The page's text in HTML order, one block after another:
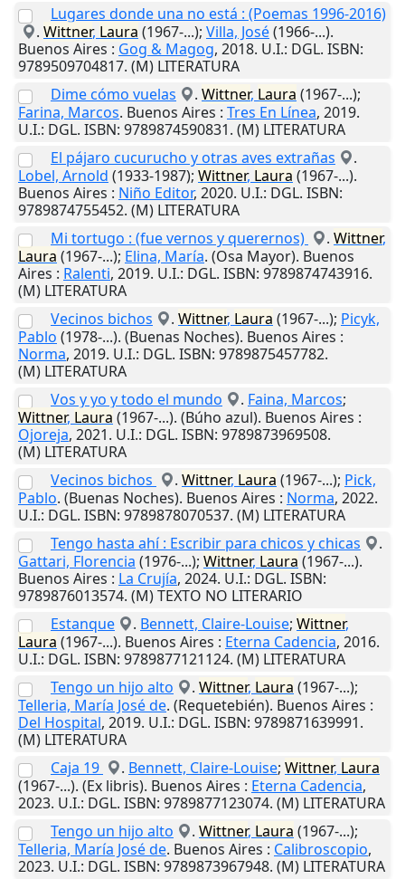
Lugares donde una no está : (Poemas 1996-2016)
. Wittner, Laura (1967-...); Villa, José(1966-...).
Buenos Aires : Gog & Magog, 2018. U.I.: DGL. ISBN:
9789509704817. (M) LITERATURA
Dime cómo vuelas
. Wittner, Laura (1967-...);
Farina, Marcos. Buenos Aires : Tres En Línea, 2019.
U.I.: DGL. ISBN: 9789874590831. (M) LITERATURA
El pájaro cucurucho y otras aves extrañas
.
Lobel, Arnold (1933-1987); Wittner, Laura (1967-...).
Buenos Aires : Niño Editor, 2020. U.I.: DGL. ISBN:
9789874755452. (M) LITERATURA
Mi tortugo : (fue vernos y querernos)
. Wittner,
Laura (1967-...); Elina, María. (Osa Mayor). Buenos
Aires : Ralenti, 2019. U.I.: DGL. ISBN: 9789874743916.
(M) LITERATURA
Vecinos bichos
. Wittner, Laura (1967-...); Picyk,
Pablo (1978-...). (Buenas Noches). Buenos Aires :
Norma, 2019. U.I.: DGL. ISBN: 9789875457782.
(M) LITERATURA
Vos y yo y todo el mundo
. Faina, Marcos;
Wittner, Laura (1967-...). (Búho azul). Buenos Aires :
Ojoreja, 2021. U.I.: DGL. ISBN: 9789873969508.
(M) LITERATURA
Vecinos bichos
. Wittner, Laura (1967-...); Pick,
Pablo. (Buenas Noches). Buenos Aires : Norma, 2022.
U.I.: DGL. ISBN: 9789878070537. (M) LITERATURA
Tengo hasta ahí : Escribir para chicos y chicas
.
Gattari, Florencia (1976-...); Wittner, Laura (1967-...).
Buenos Aires : La Crujía, 2024. U.I.: DGL. ISBN:
9789876013574. (M) TEXTO NO LITERARIO
Estanque
. Bennett, Claire-Louise; Wittner,
Laura (1967-...). Buenos Aires : Eterna Cadencia, 2016.
U.I.: DGL. ISBN: 9789877121124. (M) LITERATURA
Tengo un hijo alto
. Wittner, Laura (1967-...);
Telleria, María José de. (Requetebién). Buenos Aires :
Del Hospital, 2019. U.I.: DGL. ISBN: 9789871639991.
(M) LITERATURA
Caja 19
. Bennett, Claire-Louise; Wittner, Laura
(1967-...). (Ex libris). Buenos Aires : Eterna Cadencia,
2023. U.I.: DGL. ISBN: 9789877123074. (M) LITERATURA
Tengo un hijo alto
. Wittner, Laura (1967-...);
Telleria, María José de. Buenos Aires : Calibroscopio,
2023. U.I.: DGL. ISBN: 9789873967948. (M) LITERATURA